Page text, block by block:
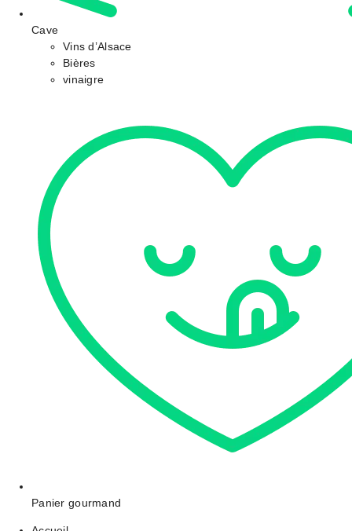
Cave
Vins d’Alsace
Bières
vinaigre
Panier gourmand